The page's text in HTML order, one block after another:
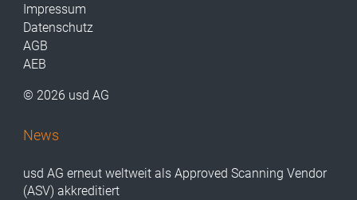
Impressum
Datenschutz
AGB
AEB
© 2026 usd AG
News
usd AG erneut weltweit als Approved Scanning Vendor
(ASV) akkreditiert